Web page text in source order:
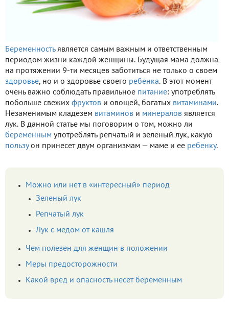
Беременностьявляется самым важным и ответственным
периодом жизни каждой женщины. Будущая мама должна
на протяжении 9-ти месяцев заботиться не только о своем
здоровье, но и о здоровье своего ребенка. В этот момент
очень важно соблюдать правильное питание: употреблять
побольше свежих фруктов и овощей, богатых витаминами.
Незаменимым кладезем витаминов и минералов является
лук. В данной статье мы поговорим о том, можно ли
беременным употреблять репчатый и зеленый лук, какую
пользуон принесет двум организмам — маме и ее ребенку.
Можно или нет в «интересный» период
Зеленый лук
Репчатый лук
Лук с медом от кашля
Чем полезен для женщин в положении
Меры предосторожности
Какой вред и опасность несет беременным